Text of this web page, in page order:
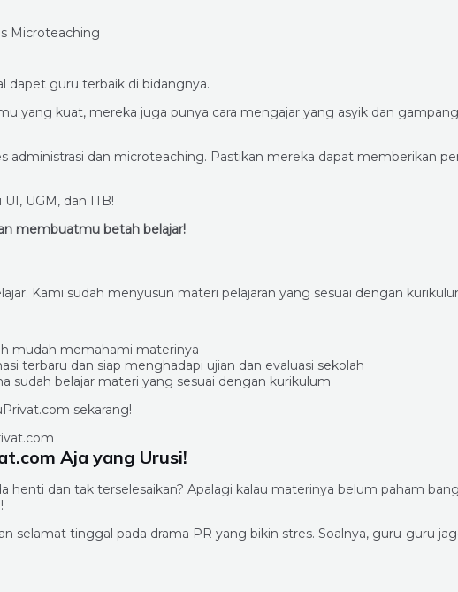
dapet guru terbaik di bidangnya.
yang kuat, mereka juga punya cara mengajar yang asyik dan
dan microteaching. Pastikan mereka dapat memberikan
UGM, dan ITB!
membuatmu betah belajar!
Kami sudah menyusun materi pelajaran yang sesuai dengan
mudah memahami materinya
terbaru dan siap menghadapi ujian dan evaluasi sekolah
sudah belajar materi yang sesuai dengan kurikulum
sekarang!
Aja yang Urusi!
dan tak terselesaikan? Apalagi kalau materinya belum paham
selamat tinggal pada drama PR yang bikin stres. Soalnya, guru-guru